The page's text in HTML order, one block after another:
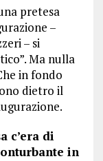
pretesa
–
– si
Ma nulla
in fondo
dietro il
c’era di
in